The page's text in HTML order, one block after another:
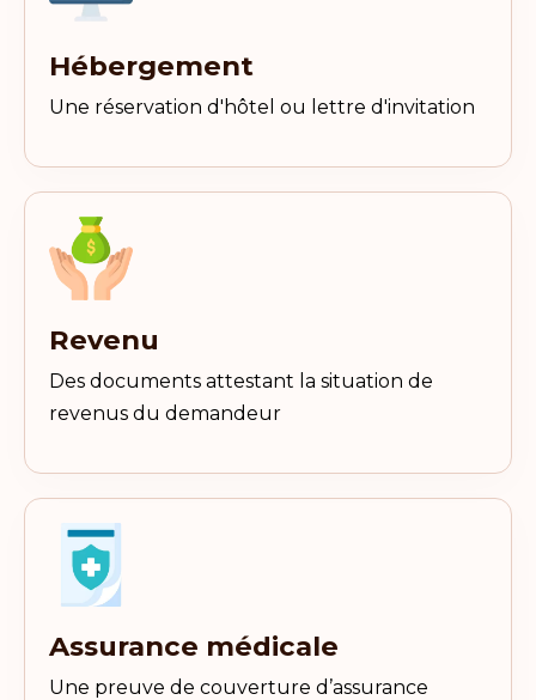
Hébergement
Une réservation d'hôtel ou lettre d'invitation
Revenu
Des documents attestant la situation de
revenus du demandeur
Assurance médicale
Une preuve de couverture d’assurance